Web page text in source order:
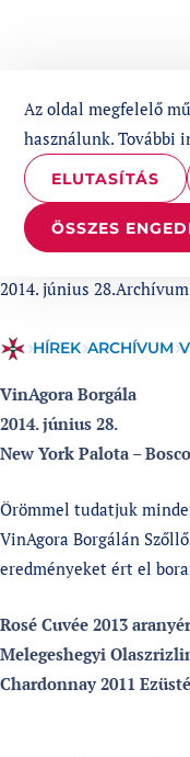
Az oldal megfelelő
használunk. További
ELUTASÍTÁS
ÖSSZES
1%
Published at
2014. június 28.Categories:
Archívum
HÍREK ARCHÍVUM
VinAgora Borgála
2014. június 28.
New York Palota –
Örömmel tudatjuk
VinAgora Borgálán
eredményeket ért el
Rosé Cuvée 2013
Melegeshegyi
Chardonnay 2011